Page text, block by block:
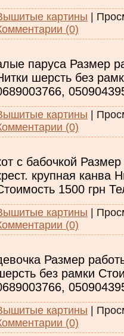
картины |
(0)
паруса Размер
шерсть без
картины |
(0)
с бабочкой
крупная канва
1500 грн
картины |
(0)
Размер
без рамки
картины |
(0)